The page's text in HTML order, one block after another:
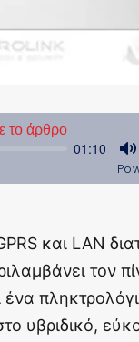
και LAN
τον
υβριδικό,